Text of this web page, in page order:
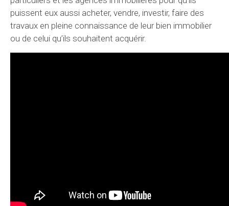
puissent eux aussi acheter, vendre, investir, faire des
travaux en pleine connaissance de leur bien immobilier
ou de celui qu’ils souhaitent acquérir.